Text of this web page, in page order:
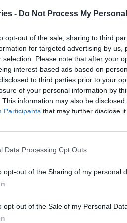
- Do Not Process My
opt-out of the sale, sharing to third
for targeted advertising by us,
selection. Please note that after your
interest-based ads based on
to third parties prior to your
of your personal information by
This information may also be
Participants that may further disclose
Data Processing Opt Outs
opt-out of the Sharing of my personal
opt-out of the Sale of my Personal Data.
- 24 Μαρτίου 2021
έχουν καταλήξει σε δύο
όλες τις...
στύση, το
περίεργα
10 Μαρτίου 2021
δεν αμφισβητούνται.
δυσλειτουργία:
η νέα υποσχόμενη
θεραπεία που αντιμετωπίζει το